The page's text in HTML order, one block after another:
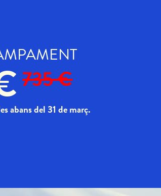
735 €
abans del 31 de març.